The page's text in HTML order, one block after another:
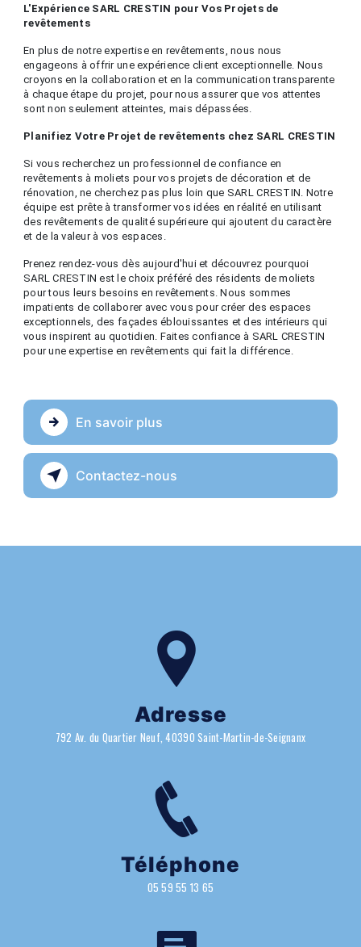
L'Expérience SARL CRESTIN pour Vos Projets de
revêtements
En plus de notre expertise en revêtements, nous nous
engageons à offrir une expérience client exceptionnelle. Nous
croyons en la collaboration et en la communication transparente
à chaque étape du projet, pour nous assurer que vos attentes
sont non seulement atteintes, mais dépassées.
Planifiez Votre Projet de revêtements chez SARL CRESTIN
Si vous recherchez un professionnel de confiance en
revêtements à moliets pour vos projets de décoration et de
rénovation, ne cherchez pas plus loin que SARL CRESTIN. Notre
équipe est prête à transformer vos idées en réalité en utilisant
des revêtements de qualité supérieure qui ajoutent du caractère
et de la valeur à vos espaces.
Prenez rendez-vous dès aujourd'hui et découvrez pourquoi
SARL CRESTIN est le choix préféré des résidents de moliets
pour tous leurs besoins en revêtements. Nous sommes
impatients de collaborer avec vous pour créer des espaces
exceptionnels, des façades éblouissantes et des intérieurs qui
vous inspirent au quotidien. Faites confiance à SARL CRESTIN
pour une expertise en revêtements qui fait la différence.
En savoir plus
Contactez-nous
Adresse
792 Av. du Quartier Neuf, 40390 Saint-Martin-de-Seignanx
Téléphone
05 59 55 13 65